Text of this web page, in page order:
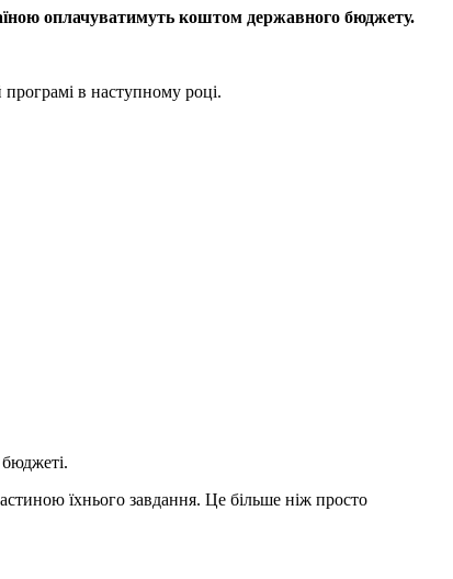
оплачуватимуть коштом державного бюджету.
в наступному році.
їхнього завдання. Це більше ніж просто